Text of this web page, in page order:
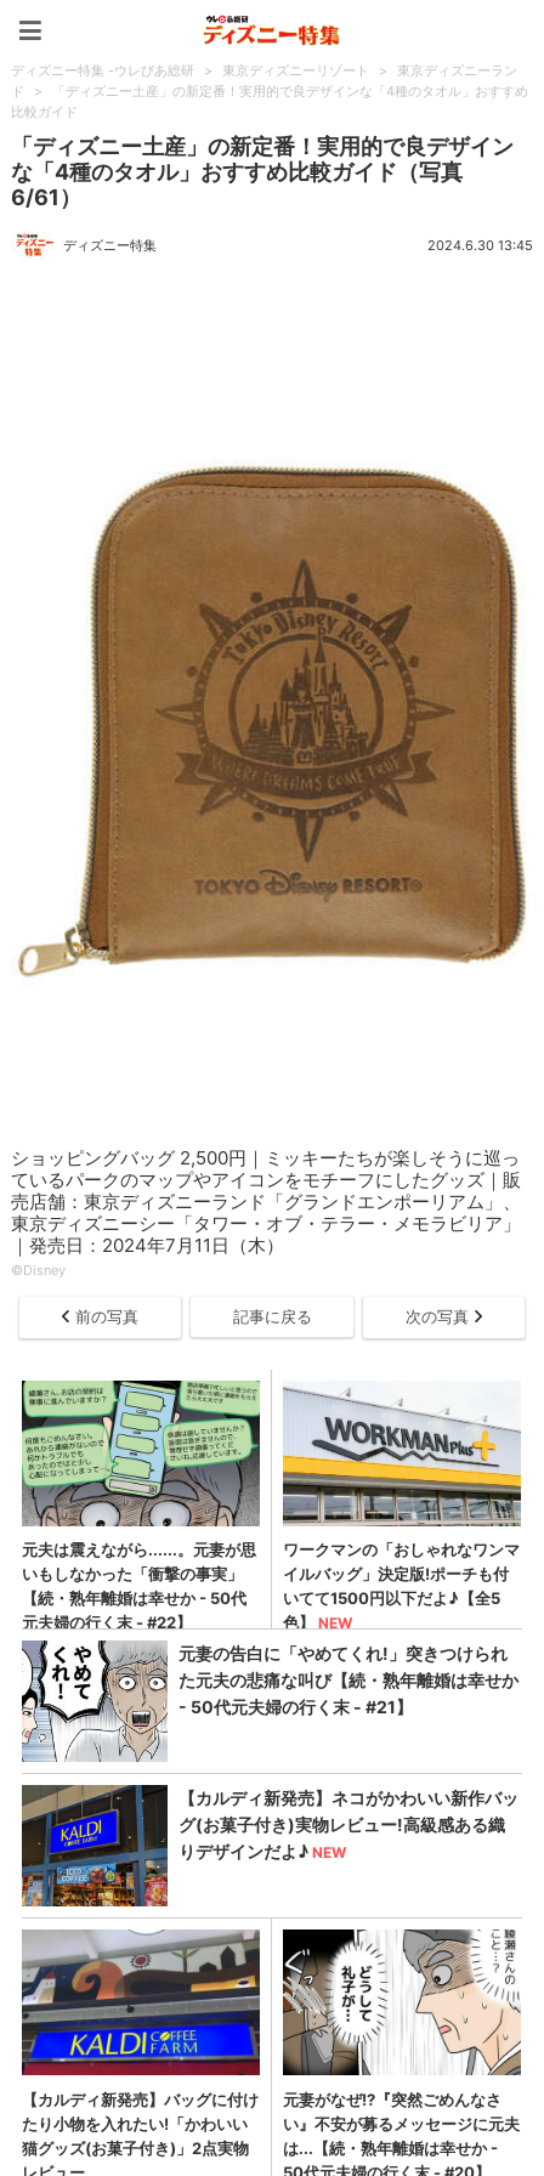
ディズニー特集 -ウレぴあ総研 > 東京ディズニーリゾート >
東京ディズニーラン
ド
>
「ディズニー土産」の新定番！実用的で良デザインな「4種のタオル」おすすめ
比較ガイド
「ディズニー土産」の新定番！実用的で良デザイン
な「4種のタオル」おすすめ比較ガイド（写真
6/61）
ディズニー特集 2024.6.30 13:45
ショッピングバッグ 2,500円｜ミッキーたちが楽しそうに巡っ
ているパークのマップやアイコンをモチーフにしたグッズ｜販
売店舗：東京ディズニーランド「グランドエンポーリアム」、
東京ディズニーシー「タワー・オブ・テラー・メモラビリア」
｜発売日：2024年7月11日（木）
©Disney
前の写真 記事に戻る 次の写真